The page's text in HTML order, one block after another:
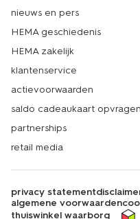
nieuws en pers
HEMA geschiedenis
HEMA zakelijk
klantenservice
actievoorwaarden
saldo cadeaukaart opvragen
partnerships
retail media
privacy statement
algemene voorwaarden
thuiswinkel waarborg